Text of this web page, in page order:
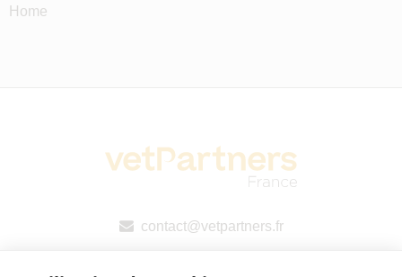
Home
contact@vetpartners.fr